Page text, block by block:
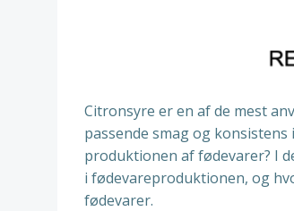
Citronsyre er en af de mest
passende smag og
produktionen af fødevarer? I
i fødevareproduktionen, og
fødevarer.